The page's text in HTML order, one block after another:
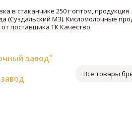
в стаканчике 250 г оптом, продукция
(Суздальский МЗ). Кисломолочные
поставщика ТК Качество.
завод"
Все товары